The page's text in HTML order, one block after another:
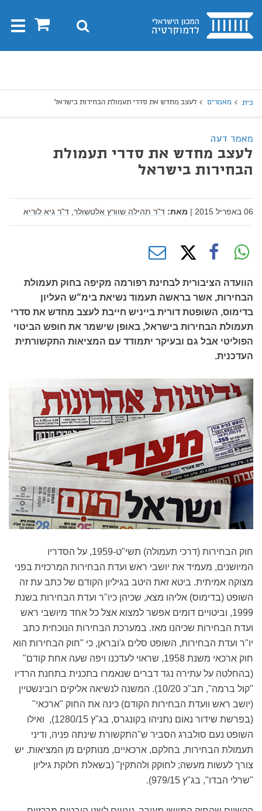
בית 0 חיפוש
בית מאמרים לעצב מחדש את סדרי תעמולת הבחירות בישראל
מאמר דעה
לעצב מחדש את סדרי תעמולת
הבחירות בישראל
06 באפריל 2015 | מאת: ד"ר תהילה שוורץ אלטשולר, ד"ר גיא לוריא
הוועדה הציבורית לבחינת רפורמה מקיפה בחוק תעמולת
הבחירות, אשר בראשה תעמוד נשיאת בימ"ש העליון
בדימוס, השופטת דורית בייניש חייבת לעצב מחדש את סדרי
תעמולת הבחירות בישראל, באופן שישמר את חופש הביטוי
הפוליטי אבל גם ובעיקר יתמודד עם המציאות התקשורתית
העדכנית.
חוק הבחירות (דרכי תעמולה) תשי"ט-1959, על הסדריו
המיושנים, מעמיד את יושבי ראש ועדת הבחירות המרכזית בפני
מצוקה אמיתית. ביטא זאת היטב בגיליון הקודם של כתב עת זה
השופט (בדימוס) אליהו מצא, שכיהן כיו"ר ועדת הבחירות בשנת
1999, וביטויים דומים אפשר למצוא אצל כל אחד מיושבי ראש
ועדת הבחירות שכיהנו מאז. במערכת הבחירות הנוכחית כתב
יו"ר ועדת הבחירות, השופט סלים ג'ובראן, כי "חוק הבחירות הוא
חוק ארכאי משנת 1958, שראוי לעדכנו ויפה שעה אחת קודם"
(בהחלטה על עתירה נגד דברים שנאמרו בתכנית בתחנת הרדיו
"קול ברמה", תב"כ 10/20). המשנה לנשיאה אליקים רובינשטיין
(יושב ראש וועדת הבחירות הקודם) כינה את החוק "ארכאי"
(בפרשת שידור נאום נתניהו בקונגרס, בג"ץ 1280/15), ואילו
השופט נעם סולברג הסביר ש"התקשורת שינתה פניה, ודיני
תעמולת הבחירות, בחלקם, ארכאיים, מנותקים מן המציאות. יש
צורך לעשות מעשה; לחוקק ולהתקין" (בשאלת חלוקת גיליון
"שרלי הבדו", בג"ץ 979/15).